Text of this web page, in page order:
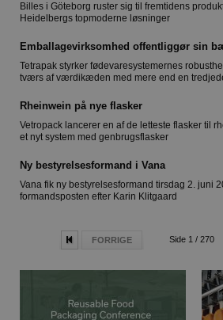
Billes i Göteborg ruster sig til fremtidens
Heidelbergs topmoderne løsninger
Emballagevirksomhed offentliggør sin
Tetrapak styrker fødevaresystemernes
tværs af værdikæden med mere end en
Rheinwein på nye flasker
Vetropack lancerer en af de letteste flasker til
et nyt system med genbrugsflasker
Ny bestyrelsesformand i Vana
Vana fik ny bestyrelsesformand tirsdag 2. juni
formandsposten efter Karin Klitgaard
FORRIGE Side 1 / 270